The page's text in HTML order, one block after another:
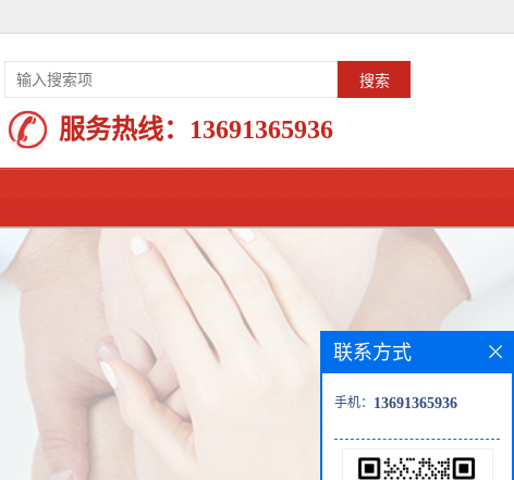
服务热线： 13691365936
联系方式
手机： 13691365936